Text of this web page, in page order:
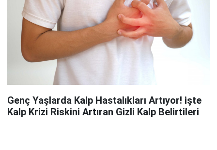
Genç Yaşlarda Kalp Hastalıkları Artıyor! işte
Kalp Krizi Riskini Artıran Gizli Kalp Belirtileri